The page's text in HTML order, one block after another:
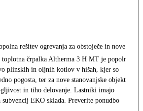
rešitev ogrevanja za obstoječe in nove
črpalka Altherma 3 H MT je popolna
plinskih in oljnih kotlov v hišah, kjer so
pogosta, ter za nove stanovanjske objekte.
in tiho delovanje. Lastniki imajo
subvencij EKO sklada. Preverite ponudbo